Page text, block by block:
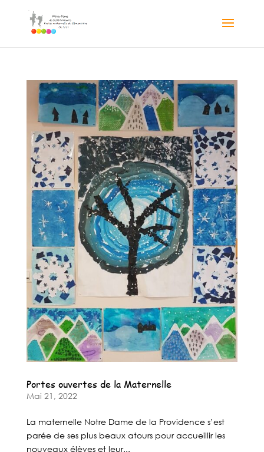
Portes ouvertes de la Maternelle
Mai 21, 2022
La maternelle Notre Dame de la Providence s’est
parée de ses plus beaux atours pour accueillir les
nouveaux élèves et leur...